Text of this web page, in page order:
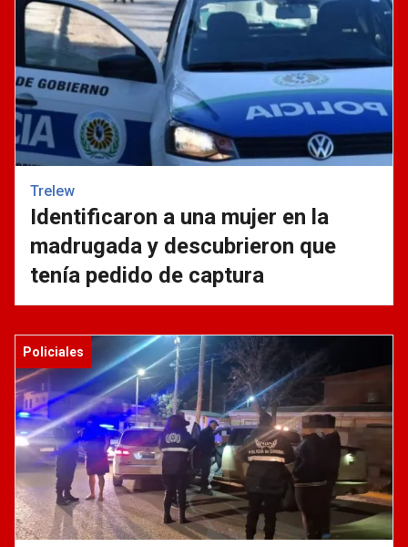
Trelew
Identificaron a una mujer en la
madrugada y descubrieron que
tenía pedido de captura
Policiales